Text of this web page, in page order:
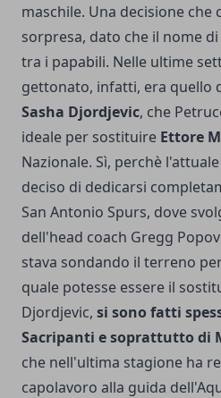
maschile. Una decisione
sorpresa, dato che il nome
tra i papabili. Nelle ultime
gettonato, infatti, era quello
Sasha Djordjevic, che
ideale per sostituire Ettore
Nazionale. Sì, perchè
deciso di dedicarsi
San Antonio Spurs, dove
dell'head coach Gregg
stava sondando il terreno
quale potesse essere il
Djordjevic, si sono fatti
Sacripanti e soprattutto di
che nell'ultima stagione ha
capolavoro alla guida